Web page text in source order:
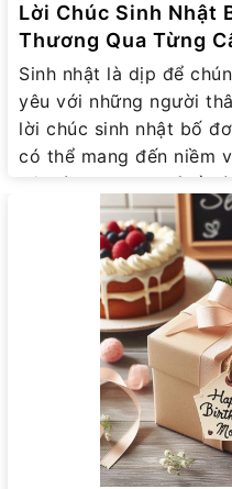
Lời Chúc Sinh Nhật
Thương Qua Từng
Sinh nhật là dịp để
yêu với những người
lời chúc sinh nhật bố
có thể mang đến niềm
đây là những gợi ý về
đầy ý nghĩa, giúp bạn
trọn vẹn nhất. 1. Gợi ý
ý nghĩa 1.1 Lời chúc
“Chúc mừng sinh nhật
luôn khỏe mạnh, hạnh
tuyệt vời nhất của con.
gì bố đã làm cho gia
ngày đặc biệt, con
nhiều niềm vui và an
hùng trong lòng con.